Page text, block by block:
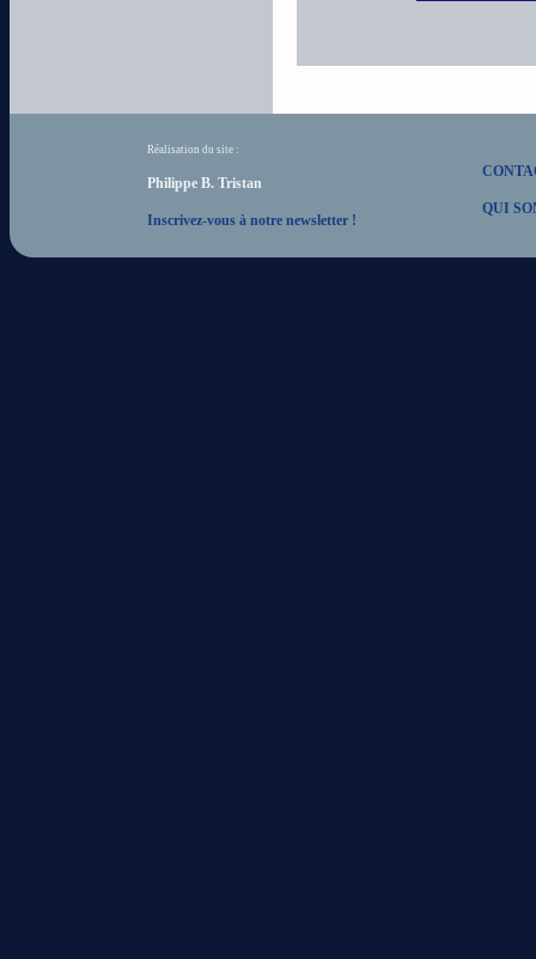
Réalisation du site :
Philippe B. Tristan
Inscrivez-vous à notre newsletter !
QUI